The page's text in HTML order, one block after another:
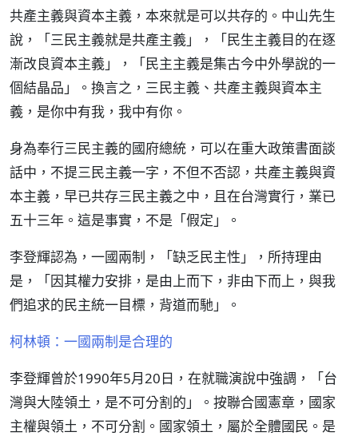
共產主義與資本主義，本來就是可以共存的。中山先生
說，「三民主義就是共產主義」，「民生主義目的在逐
漸改良資本主義」，「民主主義是集古今中外學說的一
個結晶品」。換言之，三民主義、共產主義與資本主
義，是你中有我，我中有你。
身為奉行三民主義的國府總統，可以在重大政策書面談
話中，不提三民主義一字，不但不否認，共產主義與資
本主義，早已共存三民主義之中，且在台灣實行，業已
五十三年。這是事實，不是「假定」。
李登輝認為，一國兩制，「缺乏民主性」，所持理由
是，「因其權力安排，是由上而下，非由下而上，與我
們追求的民主統一目標，背道而馳」。
柯林頓：一國兩制是合理的
李登輝曾於1990年5月20日，在就職演說中強調，「台
灣與大陸領土，是不可分割的」。按聯合國憲章，國家
主權與領土，不可分割。國家領土，屬於全體國民。是